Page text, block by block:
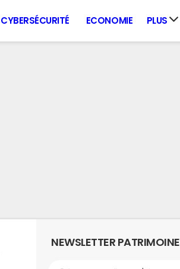
CYBERSÉCURITÉ ECONOMIE PLUS
NEWSLETTER PATRIMOINE